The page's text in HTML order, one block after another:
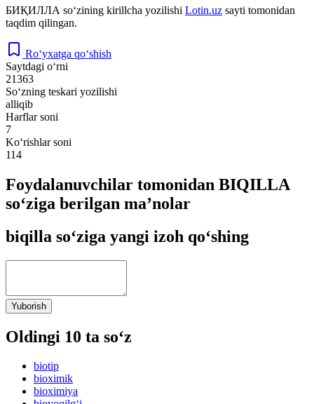
БИҚИЛЛА so‘zining kirillcha yozilishi Lotin.uz sayti tomonidan
taqdim qilingan.
Ro‘yxatga qo‘shish
Saytdagi o‘rni
21363
So‘zning teskari yozilishi
alliqib
Harflar soni
7
Ko‘rishlar soni
114
Foydalanuvchilar tomonidan BIQILLA
so‘ziga berilgan ma’nolar
biqilla so‘ziga yangi izoh qo‘shing
Yuborish
Oldingi 10 ta so‘z
biotip
bioximik
bioximiya